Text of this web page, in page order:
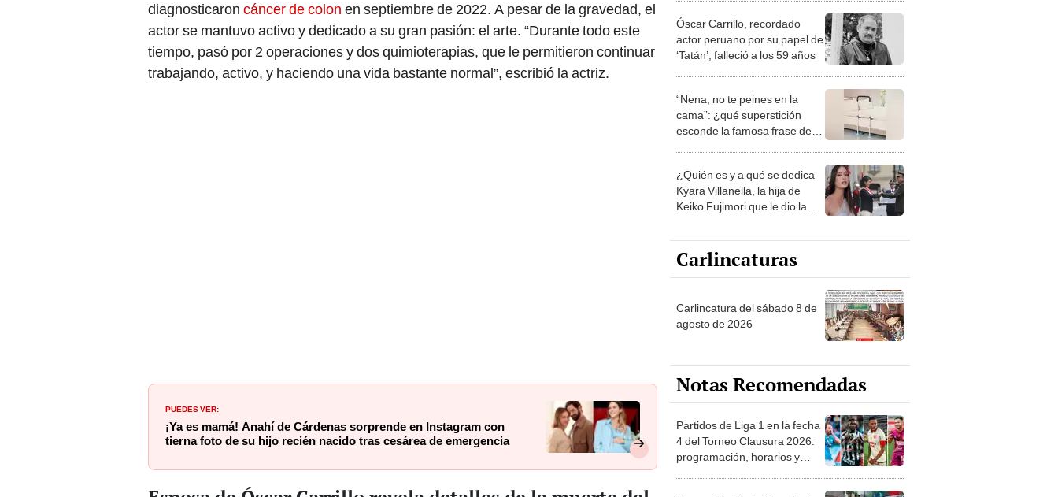
diagnosticaron cáncer de colon en septiembre de 2022. A pesar de la gravedad, el
actor se mantuvo activo y dedicado a su gran pasión: el arte. “Durante todo este
tiempo, pasó por 2 operaciones y dos quimioterapias, que le permitieron continuar
trabajando, activo, y haciendo una vida bastante normal”, escribió la actriz.
PUEDES VER:
¡Ya es mamá! Anahí de Cárdenas sorprende en Instagram con
tierna foto de su hijo recién nacido tras cesárea de emergencia
Óscar Carrillo, recordado
actor peruano por su papel de
‘Tatán’, falleció a los 59 años
“Nena, no te peines en la
cama”: ¿qué superstición
esconde la famosa frase de
¿Quién es y a qué se dedica
Kyara Villanella, la hija de
Keiko Fujimori que le dio la
Carlincaturas
Carlincatura del sábado 8 de
agosto de 2026
Notas Recomendadas
Partidos de Liga 1 en la fecha
4 del Torneo Clausura 2026:
programación, horarios y